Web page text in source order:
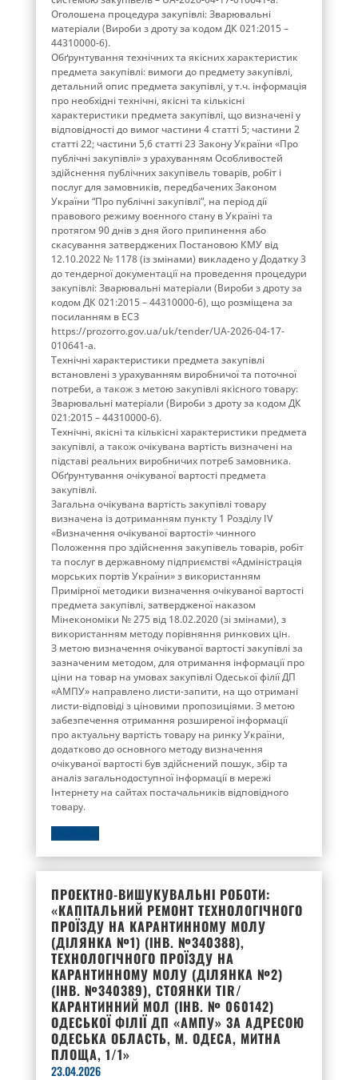
Оголошена процедура закупівлі: Зварювальні
матеріали (Вироби з дроту за кодом ДК 021:2015 –
44310000-6).
Обґрунтування технічних та якісних характеристик
предмета закупівлі: вимоги до предмету закупівлі,
детальний опис предмета закупівлі, у т.ч. інформація
про необхідні технічні, якісні та кількісні
характеристики предмета закупівлі, що визначені у
відповідності до вимог частини 4 статті 5; частини 2
статті 22; частини 5,6 статті 23 Закону України «Про
публічні закупівлі» з урахуванням Особливостей
здійснення публічних закупівель товарів, робіт і
послуг для замовників, передбачених Законом
України “Про публічні закупівлі”, на період дії
правового режиму воєнного стану в Україні та
протягом 90 днів з дня його припинення або
скасування затверджених Постановою КМУ від
12.10.2022 № 1178 (із змінами) викладено у Додатку 3
до тендерної документації на проведення процедури
закупівлі: Зварювальні матеріали (Вироби з дроту за
кодом ДК 021:2015 – 44310000-6), що розміщена за
посиланням в ЕСЗ
https://prozorro.gov.ua/uk/tender/UA-2026-04-17-
010641-a.
Технічні характеристики предмета закупівлі
встановлені з урахуванням виробничої та поточної
потреби, а також з метою закупівлі якісного товару:
Зварювальні матеріали (Вироби з дроту за кодом ДК
021:2015 – 44310000-6).
Технічні, якісні та кількісні характеристики предмета
закупівлі, а також очікувана вартість визначені на
підставі реальних виробничих потреб замовника.
Обґрунтування очікуваної вартості предмета
закупівлі.
Загальна очікувана вартість закупівлі товару
визначена із дотриманням пункту 1 Розділу ІV
«Визначення очікуваної вартості» чинного
Положення про здійснення закупівель товарів, робіт
та послуг в державному підприємстві «Адміністрація
морських портів України» з використанням
Примірної методики визначення очікуваної вартості
предмета закупівлі, затвердженої наказом
Мінекономіки № 275 від 18.02.2020 (зі змінами), з
використанням методу порівняння ринкових цін.
З метою визначення очікуваної вартості закупівлі за
зазначеним методом, для отримання інформації про
ціни на товар на умовах закупівлі Одеської філії ДП
«АМПУ» направлено листи-запити, на що отримані
листи-відповіді з ціновими пропозиціями. З метою
забезпечення отримання розширеної інформації
про актуальну вартість товару на ринку України,
додатково до основного методу визначення
очікуваної вартості був здійснений пошук, збір та
аналіз загальнодоступної інформації в мережі
Інтернету на сайтах постачальників відповідного
товару.
ПРОЕКТНО-ВИШУКУВАЛЬНІ РОБОТИ:
«КАПІТАЛЬНИЙ РЕМОНТ ТЕХНОЛОГІЧНОГО
ПРОЇЗДУ НА КАРАНТИННОМУ МОЛУ
(ДІЛЯНКА №1) (ІНВ. №340388),
ТЕХНОЛОГІЧНОГО ПРОЇЗДУ НА
КАРАНТИННОМУ МОЛУ (ДІЛЯНКА №2)
(ІНВ. №340389), СТОЯНКИ TIR/
КАРАНТИННИЙ МОЛ (ІНВ. № 060142)
ОДЕСЬКОЇ ФІЛІЇ ДП «АМПУ» ЗА АДРЕСОЮ
ОДЕСЬКА ОБЛАСТЬ, М. ОДЕСА, МИТНА
ПЛОЩА, 1/1»
23.04.2026